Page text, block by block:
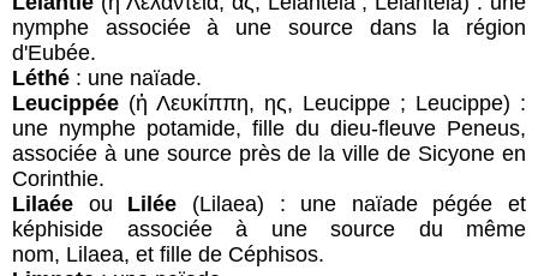
nymphe associée à une source dans la région
d'Eubée.
Léthé : une naïade.
Leucippée (ἡ Λευκίππη, ης, Leucippe ; Leucippe) :
une nymphe potamide, fille du dieu-fleuve Peneus,
associée à une source près de la ville de Sicyone en
Corinthie.
Lilaée ou Lilée (Lilaea) : une naïade pégée et
képhiside associée à une source du même
nom, Lilaea, et fille de Céphisos.